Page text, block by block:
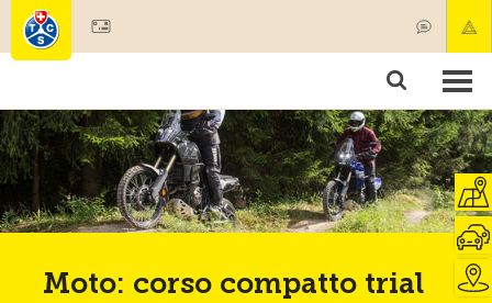
Prodotti & Servizi
Moto: corso compatto trial